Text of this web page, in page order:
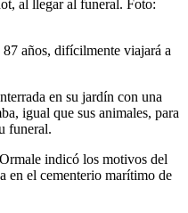
al llegar al funeral. Foto:
años, difícilmente viajará a
en su jardín con una
igual que sus animales, para
funeral.
indicó los motivos del
en el cementerio marítimo de